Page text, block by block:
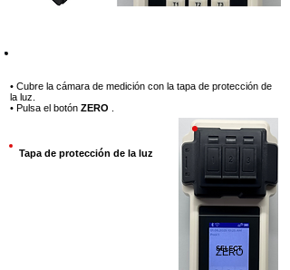
• Cubre la cámara de medición con la tapa de protección de
la luz.
• Pulsa el botón ZERO
Tapa de protección de la luz
ZERO